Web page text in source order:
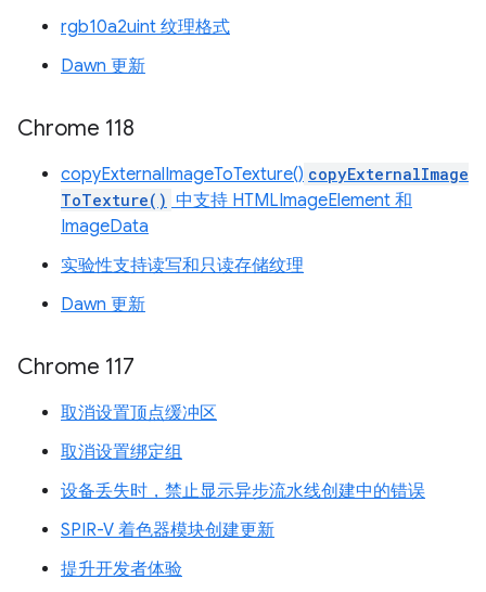
rgb10a2uint 纹理格式
Dawn 更新
Chrome 118
copyExternalImageToTexture() copyExternalImage
ToTexture() 中支持 HTMLImageElement 和
ImageData
实验性支持读写和只读存储纹理
Dawn 更新
Chrome 117
取消设置顶点缓冲区
取消设置绑定组
设备丢失时，禁止显示异步流水线创建中的错误
SPIR-V 着色器模块创建更新
提升开发者体验